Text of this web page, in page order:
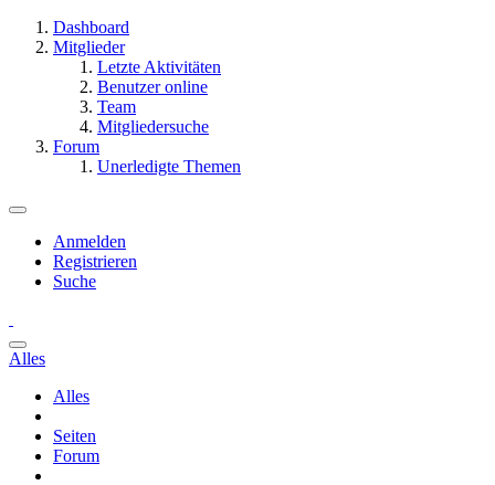
Dashboard
Mitglieder
Letzte Aktivitäten
Benutzer online
Team
Mitgliedersuche
Forum
Unerledigte Themen
Anmelden
Registrieren
Suche
Alles
Alles
Seiten
Forum